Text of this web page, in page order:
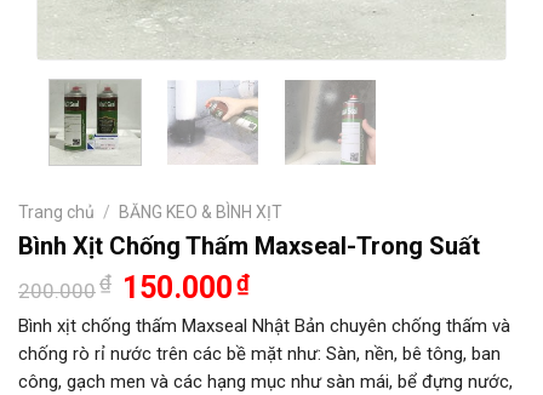
Trang chủ / BĂNG KEO & BÌNH XỊT
Bình Xịt Chống Thấm Maxseal-Trong Suất
200.000₫ Giá
gốc
là:
200.000₫.
150.000₫Giá
tại
là:
150.000₫.
Bình xịt chống thấm Maxseal Nhật Bản chuyên chống thấm và
chống rò rỉ nước trên các bề mặt như: Sàn, nền, bê tông, ban
công, gạch men và các hạng mục như sàn mái, bể đựng nước,